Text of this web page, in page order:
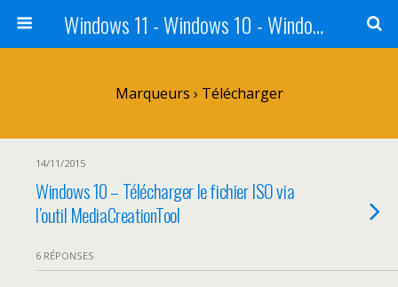
Windows 11 - Windows 10 - Windows 8 - Windows 7 - VISTA
Marqueurs › Télécharger
14/11/2015
Windows 10 – Télécharger le fichier ISO via
l’outil MediaCreationTool
6 RÉPONSES